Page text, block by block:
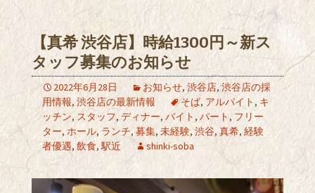
【真希 渋谷店】時給1300円～新ス
タッフ募集のお知らせ
2022年6月28日 お知らせ, 渋谷店,渋谷店の採
用情報, 渋谷店の最新情報 そば, アルバイト , キ
ッチン, スタッフ, ディナー, バイト , パート , フリー
ター, ホール, ランチ, 募集, 未経験, 渋谷, 真希, 経験
者優遇, 飲食,駅近 shinki-soba